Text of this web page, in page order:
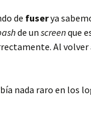
de fuserya
de un screenque
Al
nada raro en los